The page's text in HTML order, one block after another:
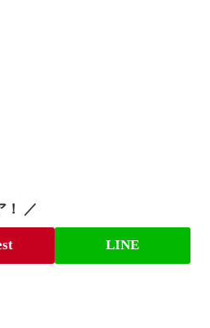
！ ／
LINE